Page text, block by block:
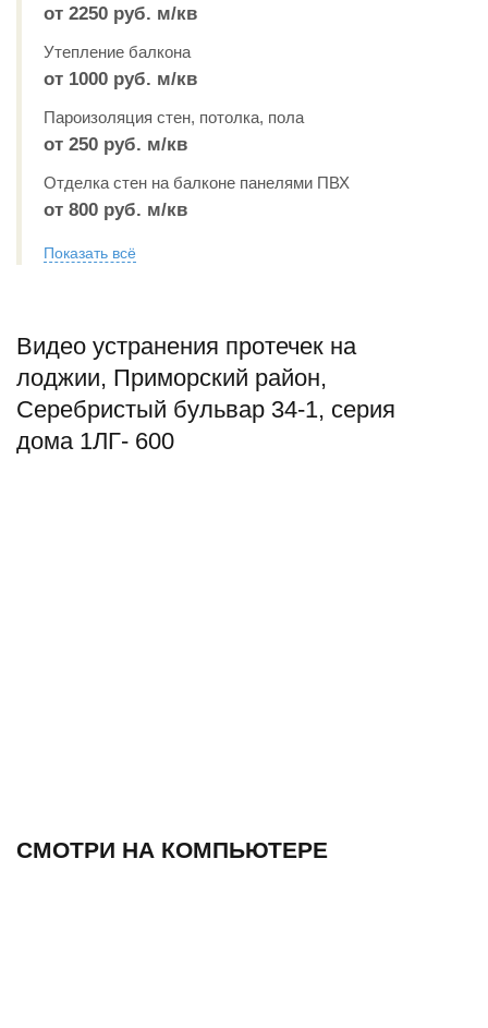
от 2250 руб. м/кв
Утепление балкона
от 1000 руб. м/кв
Пароизоляция стен, потолка, пола
от 250 руб. м/кв
Отделка стен на балконе панелями ПВХ
от 800 руб. м/кв
Показать всё
Видео устранения протечек на
лоджии, Приморский район,
Серебристый бульвар 34-1, серия
дома 1ЛГ- 600
СМОТРИ НА КОМПЬЮТЕРЕ